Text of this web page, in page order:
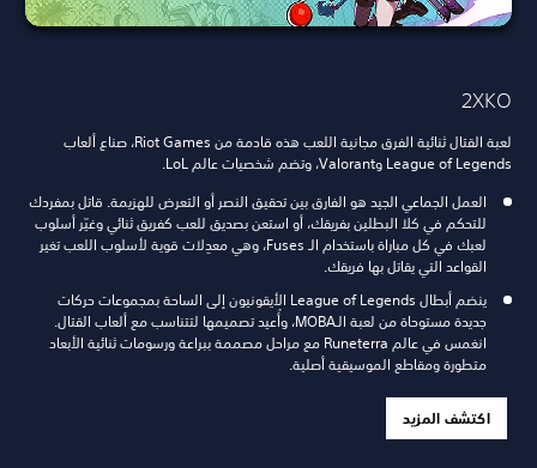
2XKO
لعبة القتال ثنائية الفرق مجانية اللعب هذه قادمة من Riot Games، صناع ألعاب
League of Legends وValorant، وتضم شخصيات عالم LoL.
العمل الجماعي الجيد هو الفارق بين تحقيق النصر أو التعرض للهزيمة. قاتل بمفردك
للتحكم في كلا البطلين بفريقك، أو استعن بصديق للعب كفريق ثنائي وغيّر أسلوب
لعبك في كل مباراة باستخدام الـ Fuses، وهي معدِلات قوية لأسلوب اللعب تغير
القواعد التي يقاتل بها فريقك.
ينضم أبطال League of Legends الأيقونيون إلى الساحة بمجموعات حركات
جديدة مستوحاة من لعبة الـMOBA، وأُعيد تصميمها لتتناسب مع ألعاب القتال.
انغمس في عالم Runeterra مع مراحل مصممة ببراعة ورسومات ثنائية الأبعاد
متطورة ومقاطع الموسيقية أصلية.
اكتشف المزيد